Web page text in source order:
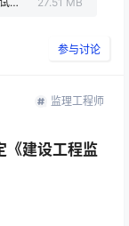
参与讨论
监理工程师
《建设工程监